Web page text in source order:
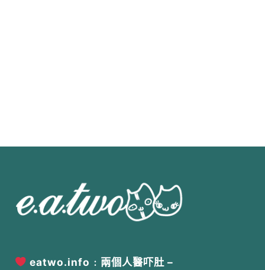
eatwo.info﹕兩個人醫吓肚 –